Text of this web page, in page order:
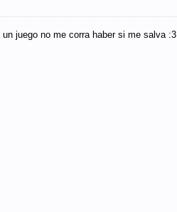
juego no me corra haber si me salva :3